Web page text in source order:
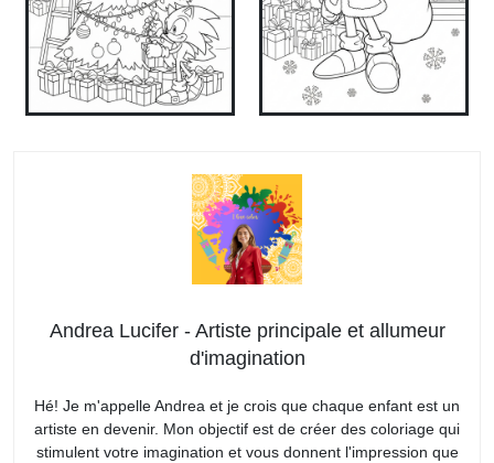
Andrea Lucifer - Artiste principale et allumeur
d'imagination
Hé! Je m'appelle Andrea et je crois que chaque enfant est un
artiste en devenir. Mon objectif est de créer des coloriage qui
stimulent votre imagination et vous donnent l'impression que